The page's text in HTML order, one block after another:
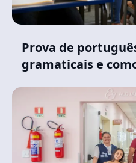
Prova de
gramaticais e